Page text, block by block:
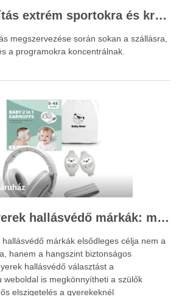
Utasbiztosítás extrém sportokra és krónikus betegségek esetén: mire figyelj utazás előtt?
megszervezése során sokan a szállásra,
a programokra koncentrálnak.
Legjobb gyerek hallásvédő márkák: mire figyeljenek a szülők választáskor?
márkák elsődleges célja nem a
hanem a hangszint biztonságos
hallásvédő választást a
weboldal is megkönnyítheti a szülők
elszigetelés a gyerekeknél